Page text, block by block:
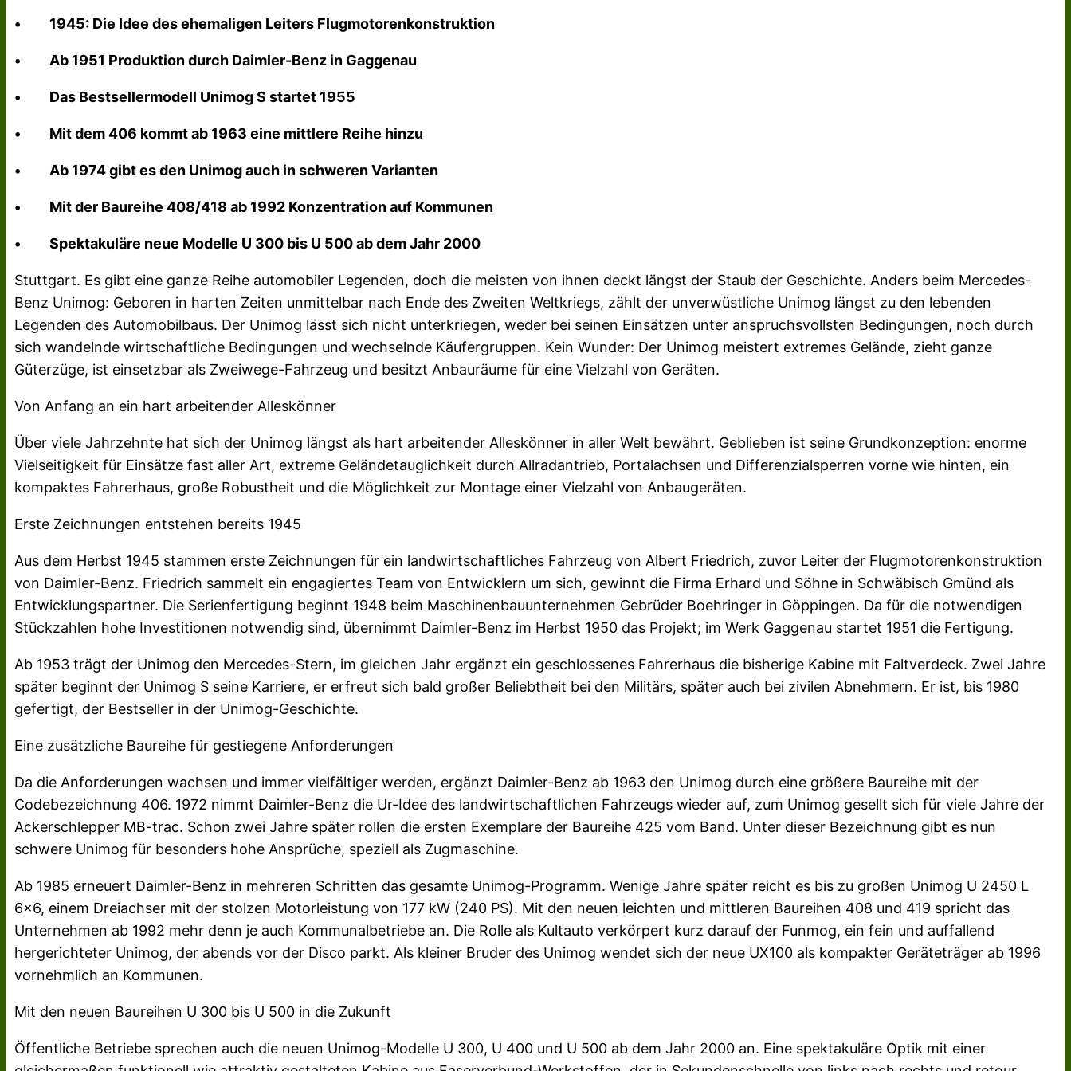
• 1945: Die Idee des ehemaligen Leiters Flugmotorenkonstruktion
• Ab 1951 Produktion durch Daimler-Benz in Gaggenau
• Das Bestsellermodell Unimog S startet 1955
• Mit dem 406 kommt ab 1963 eine mittlere Reihe hinzu
• Ab 1974 gibt es den Unimog auch in schweren Varianten
• Mit der Baureihe 408/418 ab 1992 Konzentration auf Kommunen
• Spektakuläre neue Modelle U 300 bis U 500 ab dem Jahr 2000
Stuttgart. Es gibt eine ganze Reihe automobiler Legenden, doch die meisten von ihnen deckt längst der Staub der Geschichte. Anders beim Mercedes-
Benz Unimog: Geboren in harten Zeiten unmittelbar nach Ende des Zweiten Weltkriegs, zählt der unverwüstliche Unimog längst zu den lebenden
Legenden des Automobilbaus. Der Unimog lässt sich nicht unterkriegen, weder bei seinen Einsätzen unter anspruchsvollsten Bedingungen, noch durch
sich wandelnde wirtschaftliche Bedingungen und wechselnde Käufergruppen. Kein Wunder: Der Unimog meistert extremes Gelände, zieht ganze
Güterzüge, ist einsetzbar als Zweiwege-Fahrzeug und besitzt Anbauräume für eine Vielzahl von Geräten.
Von Anfang an ein hart arbeitender Alleskönner
Über viele Jahrzehnte hat sich der Unimog längst als hart arbeitender Alleskönner in aller Welt bewährt. Geblieben ist seine Grundkonzeption: enorme
Vielseitigkeit für Einsätze fast aller Art, extreme Geländetaug­lichkeit durch Allradantrieb, Portalachsen und Differenzialsperren vorne wie hinten, ein
kompaktes Fahrerhaus, große Robustheit und die Möglichkeit zur Montage einer Vielzahl von Anbaugeräten.
Erste Zeichnungen entstehen bereits 1945
Aus dem Herbst 1945 stammen erste Zeichnungen für ein landwirtschaftliches Fahrzeug von Albert Friedrich, zuvor Leiter der Flugmotorenkonstruktion
von Daimler-Benz. Friedrich sammelt ein engagiertes Team von Entwicklern um sich, gewinnt die Firma Erhard und Söhne in Schwäbisch Gmünd als
Entwicklungspartner. Die Serienfertigung beginnt 1948 beim Maschinenbauunternehmen Gebrüder Boehringer in Göppingen. Da für die notwendigen
Stückzahlen hohe Investitionen notwendig sind, übernimmt Daimler-Benz im Herbst 1950 das Projekt; im Werk Gaggenau startet 1951 die Fertigung.
Ab 1953 trägt der Unimog den Mercedes-Stern, im gleichen Jahr ergänzt ein geschlossenes Fahrerhaus die bisherige Kabine mit Faltverdeck. Zwei Jahre
später beginnt der Unimog S seine Karriere, er erfreut sich bald großer Beliebtheit bei den Militärs, später auch bei zivilen Abnehmern. Er ist, bis 1980
gefertigt, der Bestseller in der Unimog-Geschichte.
Eine zusätzliche Baureihe für gestiegene Anforderungen
Da die Anforderungen wachsen und immer vielfältiger werden, ergänzt Daimler-Benz ab 1963 den Unimog durch eine größere Baureihe mit der
Codebezeichnung 406. 1972 nimmt Daimler-Benz die Ur-Idee des land­wirtschaftlichen Fahrzeugs wieder auf, zum Unimog gesellt sich für viele Jahre der
Ackerschlepper MB-trac. Schon zwei Jahre später rollen die ersten Exemplare der Baureihe 425 vom Band. Unter dieser Bezeichnung gibt es nun
schwere Unimog für besonders hohe Ansprüche, speziell als Zugmaschine.
Ab 1985 erneuert Daimler-Benz in mehreren Schritten das gesamte Unimog-Programm. Wenige Jahre später reicht es bis zu großen Unimog U 2450 L
6×6, einem Dreiachser mit der stolzen Motorleistung von 177 kW (240 PS). Mit den neuen leichten und mittleren Baureihen 408 und 419 spricht das
Unternehmen ab 1992 mehr denn je auch Kommunalbetriebe an. Die Rolle als Kultauto verkörpert kurz darauf der Funmog, ein fein und auffallend
hergerichteter Unimog, der abends vor der Disco parkt. Als kleiner Bruder des Unimog wendet sich der neue UX100 als kompakter Geräteträger ab 1996
vornehmlich an Kommunen.
Mit den neuen Baureihen U 300 bis U 500 in die Zukunft
Öffentliche Betriebe sprechen auch die neuen Unimog-Modelle U 300, U 400 und U 500 ab dem Jahr 2000 an. Eine spektakuläre Optik mit einer